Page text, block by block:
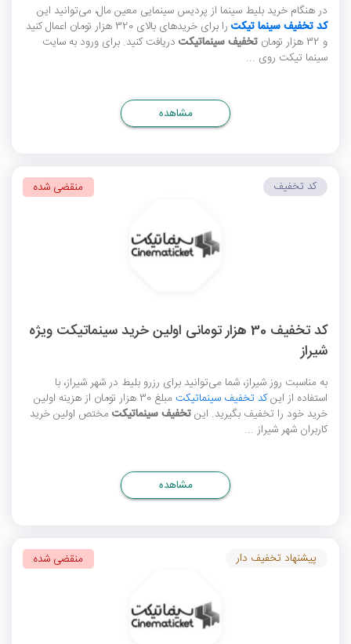
در هنگام خرید بلیط سینما از پردیس سینمایی معین مال، می‌توانید این
کد تخفیف سینما تیکت
را برای خریدهای بالای 320 هزار تومان اعمال کنید
و 32 هزار تومان
تخفیف سینماتیکت دریافت کنید. برای ورود به سایت
سینما تیکت روی ...
مشاهده
کد تخفیف 30 هزار تومانی اولین خرید سینماتیکت ویژه
شیراز
به مناسبت روز شیراز، شما می‌توانید برای رزرو بلیط در شهر شیراز، با
استفاده از اینکد تخفیف سینماتیکت
مبلغ 30 هزار تومان از هزینه اولین
خرید خود را تخفیف بگیرید. اینتخفیف سینماتیکت مختص اولین خرید
کاربران شهر شیراز ...
کد تخفیف منقضی شده
مشاهده
پیشنهاد تخفیف دار منقضی شده